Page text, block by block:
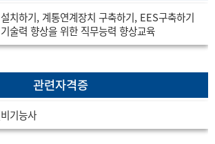
치하기, 계통연계장치 구축하기, EES구축하기
술력 향상을 위한 직무능력 향상교육
관련자격증
기능사